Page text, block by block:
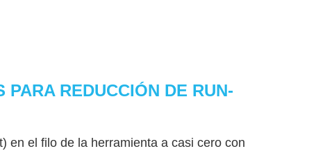
REDUCCIÓN DE RUN-
en el filo de la herramienta a casi cero con